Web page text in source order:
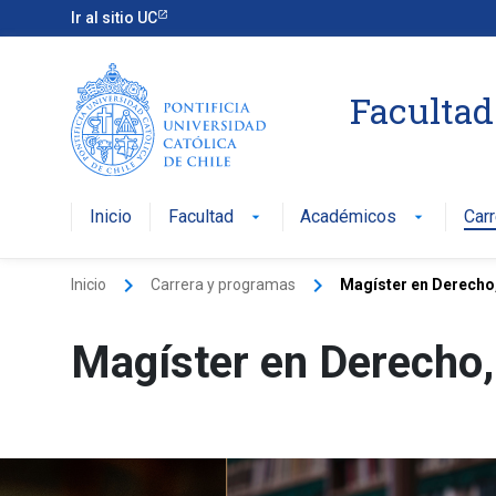
Ir al sitio UC
Inicio Facultad arrow_drop_down Académicos arrow_drop_down
Inicio keyboard_arrow_right Carrera y programas keyboard_arrow_right Magíster en
Magíster en